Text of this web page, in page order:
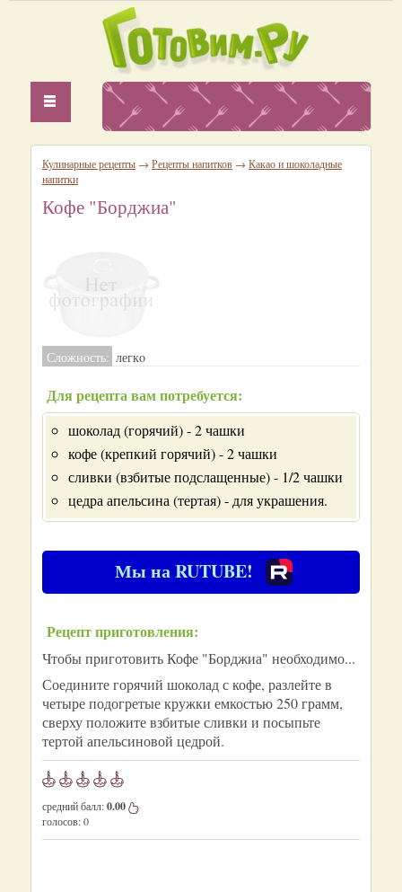
Кулинарные рецепты → Рецепты напитков → Какао и шоколадные
напитки
Кофе "Борджиа"
Сложность: легкo
Для рецепта вам потребуется:
шоколад (горячий) - 2 чашки
кофе (крепкий горячий) - 2 чашки
сливки (взбитые подслащенные) - 1/2 чашки
цедра апельсина (тертая) - для украшения.
Мы на RUTUBE!
Рецепт приготовления:
Чтобы приготовить Кофе "Борджиа" необходимо...
Соедините горячий шоколад с кофе, разлейте в
четыре подогретые кружки емкостью 250 грамм,
сверху положите взбитые сливки и посыпьте
тертой апельсиновой цедрой.
средний балл:0.00
голосов:0